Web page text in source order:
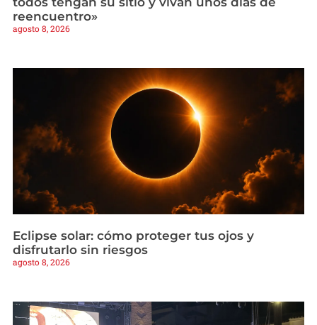
reencuentro»
agosto 8, 2026
Eclipse solar: cómo proteger tus ojos y
disfrutarlo sin riesgos
agosto 8, 2026